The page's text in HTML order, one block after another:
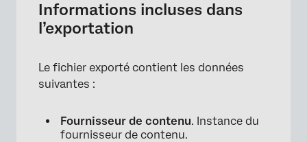
Informations incluses dans
l’exportation
Le fichier exporté contient les données
suivantes :
Fournisseur de contenu. Instance du
fournisseur de contenu.